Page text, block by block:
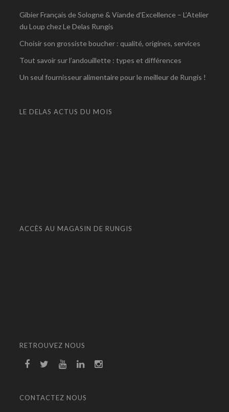
Gibier Français de Sologne & Viande d’Excellence – L’Atelier
du Loup chez Le Delas Rungis
Choisir son grossiste boucher : qualité, origines, services
Tout savoir sur l’andouillette : types et différences
Un seul fournisseur alimentaire pour le meilleur de Rungis !
LE DELAS ACTUS DU MOIS
ACCÈS AU MAGASIN DE RUNGIS
RETROUVEZ NOUS
CONTACTEZ NOUS